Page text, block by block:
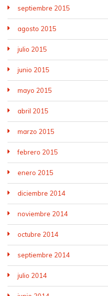
septiembre 2015
agosto 2015
julio 2015
junio 2015
mayo 2015
abril 2015
marzo 2015
febrero 2015
enero 2015
diciembre 2014
noviembre 2014
octubre 2014
septiembre 2014
julio 2014